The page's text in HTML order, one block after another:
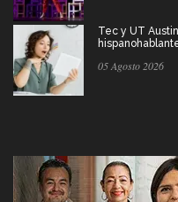
Tec y UT
05 Agosto 2026